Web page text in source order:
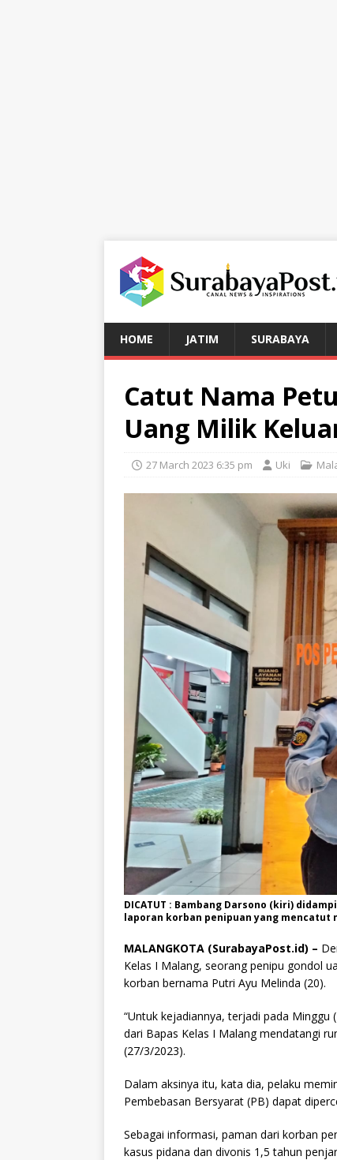
HOME JATIM SURABAYA
Catut Nama
Uang Milik
27 March 2023 6:35 pm Uki
DICATUT : Bambang Darsono (kiri)
laporan korban penipuan yang mencatut
MALANGKOTA (SurabayaPost.id) –
Kelas I Malang, seorang penipu gondol
korban bernama Putri Ayu Melinda (20).
“Untuk kejadiannya, terjadi pada
dari Bapas Kelas I Malang mendatangi
(27/3/2023).
Dalam aksinya itu, kata dia, pelaku
Pembebasan Bersyarat (PB) dapat
Sebagai informasi, paman dari korban
kasus pidana dan divonis 1,5 tahun